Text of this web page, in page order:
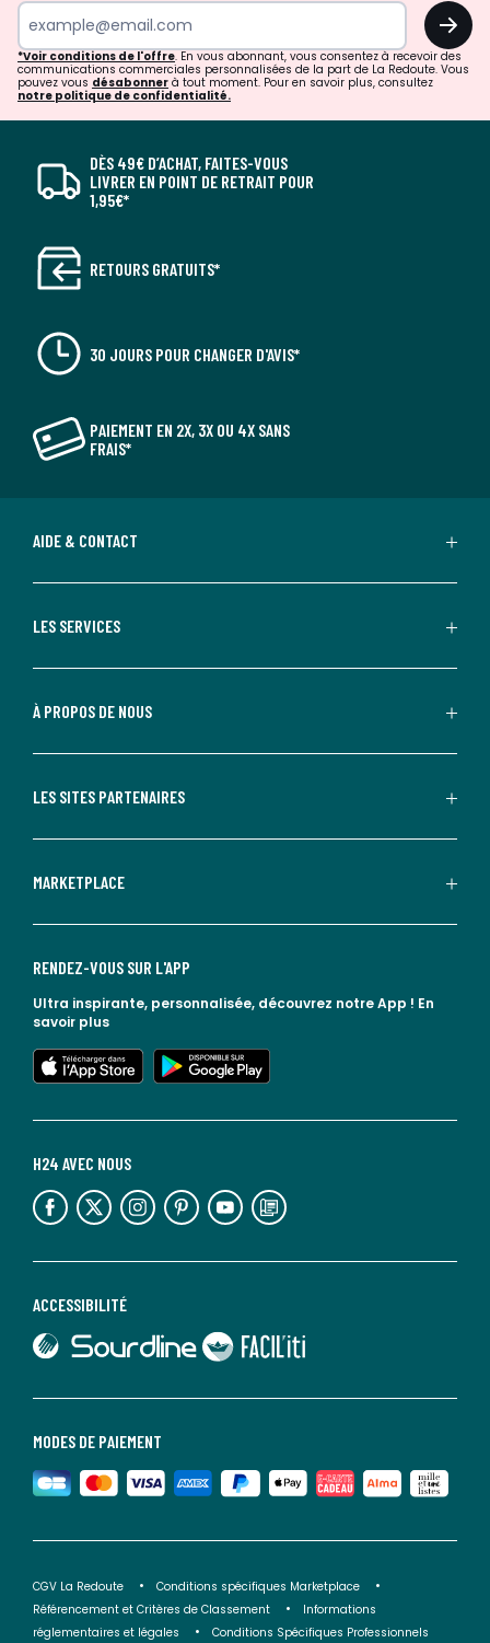
OK
*Voir conditions de l'offre. En vous abonnant, vous consentez à recevoir des
communications commerciales personnalisées de la part de La Redoute. Vous
pouvez vous désabonner à tout moment. Pour en savoir plus, consultez
notre politique de confidentialité.
DÈS 49€ D’ACHAT, FAITES-VOUS
LIVRER EN POINT DE RETRAIT POUR
1,95€*
RETOURS GRATUITS*
30 JOURS POUR CHANGER D'AVIS*
PAIEMENT EN 2X, 3X OU 4X SANS
FRAIS*
AIDE & CONTACT
LES SERVICES
À PROPOS DE NOUS
LES SITES PARTENAIRES
MARKETPLACE
MODES DE PAIEMENT
ACCESSIBILITÉ
lien vers Sourdline
lien vers Faciliti
H24 AVEC NOUS
lien vers l'espace réseaux sociaux lien vers l'espace réseaux sociaux lien vers l'espace réseaux sociaux lien vers l'espace réseaux sociaux lien vers l'espace réseaux sociaux lien vers le blog la redoute
RENDEZ-VOUS SUR L'APP
Ultra inspirante, personnalisée, découvrez notre App ! En
savoir plus
lien vers l'app store
lien vers google play
CGV La Redoute
Conditions spécifiques Marketplace
Référencement et Critères de Classement
Informations
réglementaires et légales
Conditions Spécifiques Professionnels